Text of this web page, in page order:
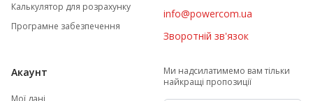
Калькулятор для розрахунку
Програмне забезпечення
info@powercom.ua
Зворотній зв'язок
Акаунт
Мої дані
Ми надсилатимемо вам тільки
найкращі пропозиції